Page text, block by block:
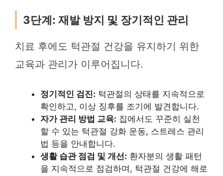
3단계: 재발 방지 및 장기적인 관리
치료 후에도 턱관절 건강을 유지하기 위한
교육과 관리가 이루어집니다.
정기적인 검진: 턱관절의 상태를 지속적으로
확인하고, 이상 징후를 조기에 발견합니다.
자가 관리 방법 교육: 집에서도 꾸준히 실천
할 수 있는 턱관절 강화 운동, 스트레스 관리
법 등을 안내합니다.
생활 습관 점검 및 개선: 환자분의 생활 패턴
을 지속적으로 점검하며, 턱관절 건강에 해로